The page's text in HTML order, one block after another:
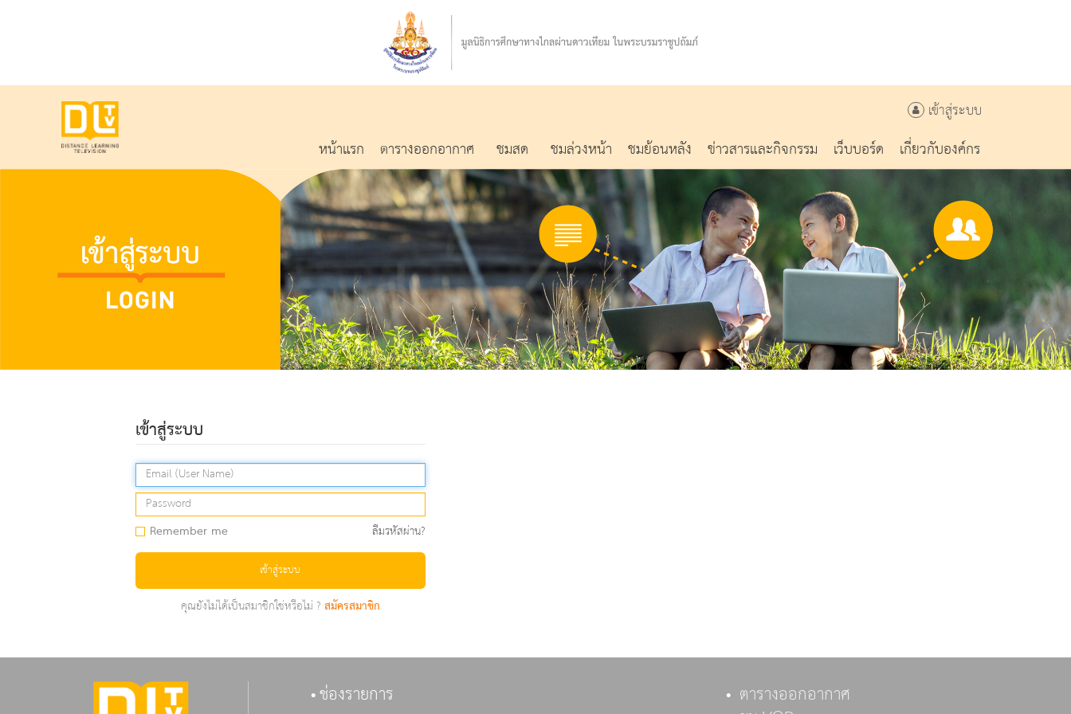
เข้าสู่ระบบ
หน้าแรก ตารางออกอากาศ ชมสด ชมล่วงหน้า ชมย้อนหลัง ข่าวสารและกิจกรรม เว็บบอร์ด เกี่ยวกับองค์กร
เข้าสู่ระบบ
Remember me ลืมรหัสผ่าน?
เข้าสู่ระบบ
คุณยังไม่ได้เป็นสมาชิกใช่หรือไม่ ?สมัครสมาชิก
ช่องรายการ ตารางออกอากาศ